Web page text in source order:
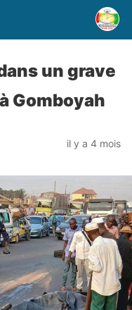
un grave
Gomboyah
il y a 4 mois